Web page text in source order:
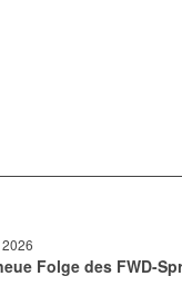
Folge des FWD-